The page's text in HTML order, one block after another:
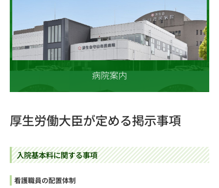
病院案内
厚生労働大臣が定める掲示事項
入院基本料に関する事項
看護職員の配置体制